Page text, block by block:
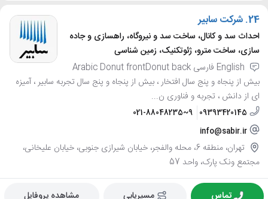
24. شرکت سابیر
احداث سد و کانال، ساخت سد و نیروگاه، راهسازی و جاده
سازی، ساخت مترو، ژئوتکنیک، زمین شناسی
English فارسی Arabic Donut frontDonut back
بیش از پنجاه و پنج سال افتخار ، بیش از پنجاه و پنج سال تجربه سابیر ، آمیزه
ای از دانش ، تجربه و فناوری ن...
09393420145
021-88048235~9
info@sabir.ir
تهران، منطقه 6، محله والفجر، خیابان شیرازی جنوبی، خیابان علیخانی،
مجتمع ونک پارک، واحد 57
تماس مسیریابی مشاهده پروفایل